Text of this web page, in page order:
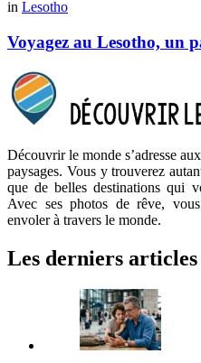
in Lesotho
Voyagez au Lesotho, un
Découvrir le monde s’adresse
paysages. Vous y trouverez
que de belles destinations qui
Avec ses photos de rêve,
envoler à travers le monde.
Les derniers articles